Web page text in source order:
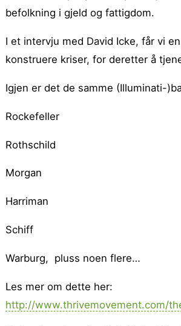
befolkning i gjeld og fattigdom.
I et intervju med David Icke, får vi
konstruere kriser, for deretter å
Igjen er det de samme (Illuminati-
Rockefeller
Rothschild
Morgan
Harriman
Schiff
Warburg, pluss noen flere…
Les mer om dette her:
http://www.thrivemovement.com/